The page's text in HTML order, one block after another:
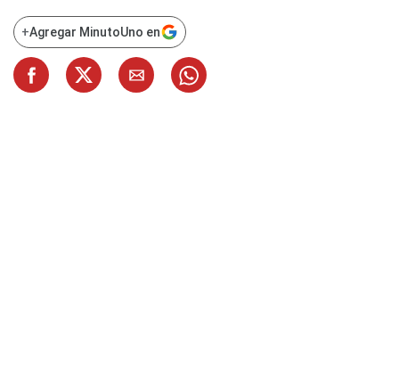
+Agregar MinutoUno en